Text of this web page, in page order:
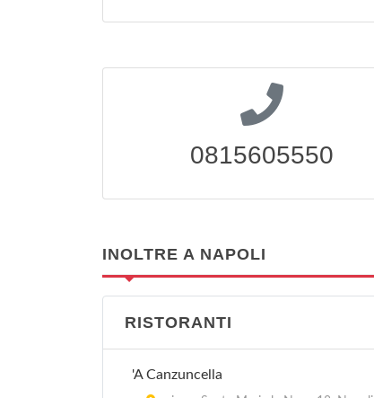
0815605550
INOLTRE A NAPOLI
RISTORANTI
'A Canzuncella